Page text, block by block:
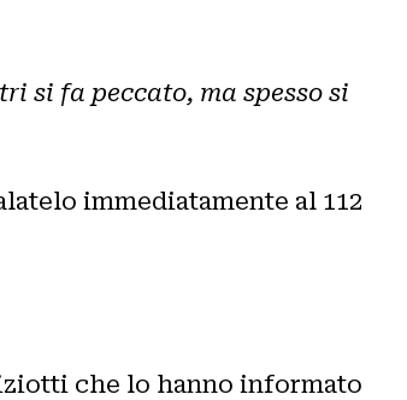
si fa peccato, ma spesso si
immediatamente al 112
che lo hanno informato